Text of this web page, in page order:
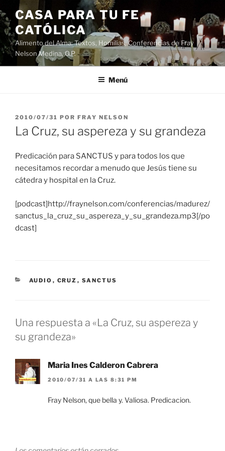
Saltar
al
contenido
CASA PARA TU FE
CATÓLICA
Alimento del Alma: Textos, Homilias, Conferencias de Fray
Nelson Medina, O.P.
Menú
PUBLICADO
EL
2010/07/31 POR FRAY NELSON
La Cruz, su aspereza y su grandeza
Predicación para SANCTUS y para todos los que
necesitamos recordar a menudo que Jesús tiene su
cátedra y hospital en la Cruz.
[podcast]http://fraynelson.com/conferencias/madurez/
sanctus_la_cruz_su_aspereza_y_su_grandeza.mp3[/po
dcast]
CATEGORÍAS
AUDIO , CRUZ , SANCTUS
Una respuesta a «La Cruz, su aspereza y
su grandeza»
Maria Ines Calderon Cabrera
2010/07/31 A LAS 8:31 PM
Fray Nelson, que bella y. Valiosa. Predicacion.